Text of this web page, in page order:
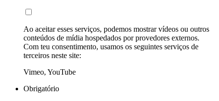
Ao aceitar esses serviços, podemos mostrar vídeos ou outros
conteúdos de mídia hospedados por provedores externos.
Com teu consentimento, usamos os seguintes serviços de
terceiros neste site:
Vimeo, YouTube
Obrigatório